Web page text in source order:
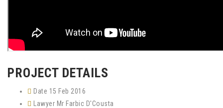
PROJECT DETAILS
Date 15 Feb 2016
Lawyer Mr Farbic D'Cousta